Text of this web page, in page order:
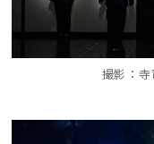
撮影：